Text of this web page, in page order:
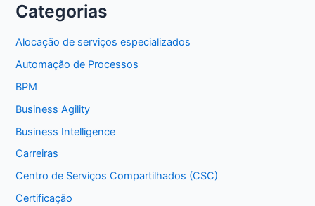
Categorias
Alocação de serviços especializados
Automação de Processos
BPM
Business Agility
Business Intelligence
Carreiras
Centro de Serviços Compartilhados (CSC)
Certificação